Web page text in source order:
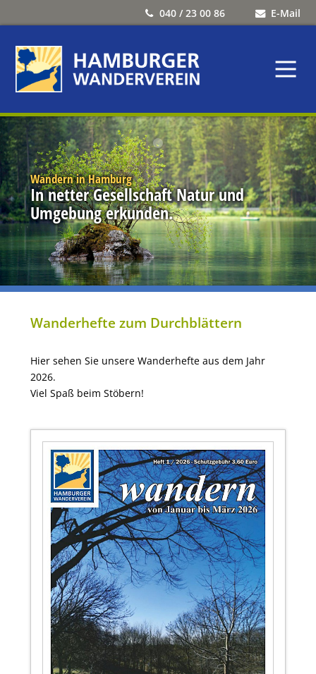
040 / 23 00 86 E-Mail
Wandern in Hamburg
In netter Gesellschaft Natur und
Umgebung erkunden.
Wanderhefte zum Durchblättern
Hier sehen Sie unsere Wanderhefte aus dem Jahr
2026.
Viel Spaß beim Stöbern!